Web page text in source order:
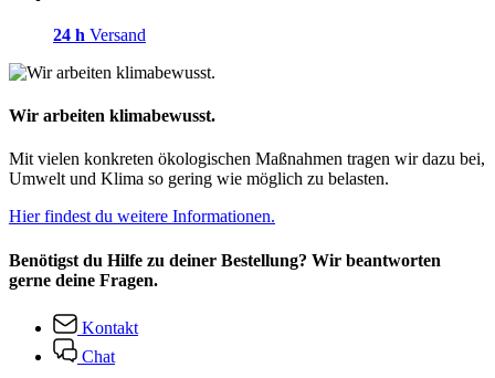
24 h Versand
Wir arbeiten klimabewusst.
Mit vielen konkreten ökologischen Maßnahmen tragen wir dazu bei,
Umwelt und Klima so gering wie möglich zu belasten.
Hier findest du weitere Informationen.
Benötigst du Hilfe zu deiner Bestellung? Wir beantworten
gerne deine Fragen.
Kontakt
Chat